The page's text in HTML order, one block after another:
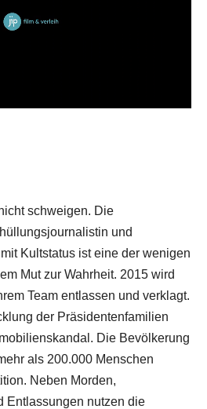
schweigen. Die
und
Kultstatus ist eine der wenigen
Mut zur Wahrheit. 2015 wird
Team entlassen und verklagt.
der Präsidentenfamilien
Die Bevölkerung
als 200.000 Menschen
Neben Morden,
Entlassungen nutzen die